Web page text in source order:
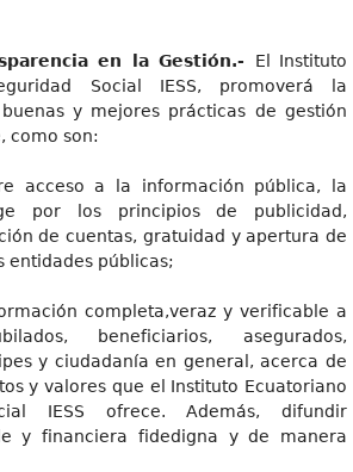
en la Gestión.- El Instituto
Social IESS, promoverá la
y mejores prácticas de gestión
como son:
acceso a la información pública, la
por los principios de publicidad,
de cuentas, gratuidad y apertura de
entidades públicas;
completa,veraz y verificable a
beneficiarios, asegurados,
y ciudadanía en general, acerca de
y valores que el Instituto Ecuatoriano
IESS ofrece. Además, difundir
y financiera fidedigna y de manera